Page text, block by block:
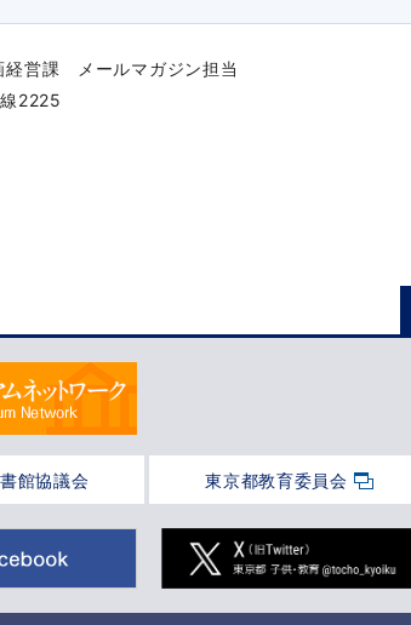
経営課 メールマガジン担当
2225
館協議会 東京都教育委員会